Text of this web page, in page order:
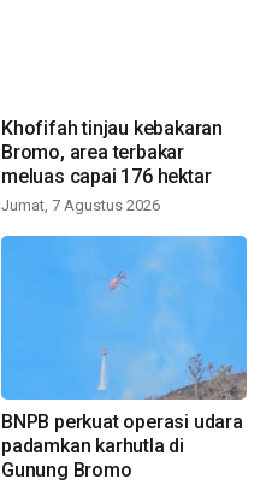
Khofifah tinjau kebakaran
Bromo, area terbakar
meluas capai 176 hektar
Jumat, 7 Agustus 2026
BNPB perkuat operasi udara
padamkan karhutla di
Gunung Bromo